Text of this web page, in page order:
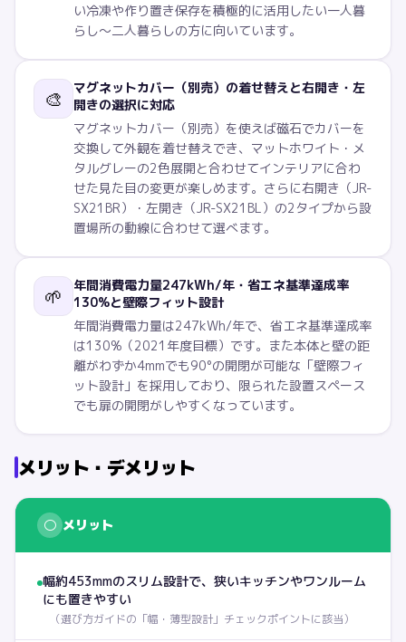
い冷凍や作り置き保存を積極的に活用したい一人暮
らし〜二人暮らしの方に向いています。
🎨
マグネットカバー（別売）の着せ替えと右開き・左
開きの選択に対応
マグネットカバー（別売）を使えば磁石でカバーを
交換して外観を着せ替えでき、マットホワイト・メ
タルグレーの2色展開と合わせてインテリアに合わ
せた見た目の変更が楽しめます。さらに右開き（JR-
SX21BR）・左開き（JR-SX21BL）の2タイプから設
置場所の動線に合わせて選べます。
🌱
年間消費電力量247kWh/年・省エネ基準達成率
130%と壁際フィット設計
年間消費電力量は247kWh/年で、省エネ基準達成率
は130%（2021年度目標）です。また本体と壁の距
離がわずか4mmでも90°の開閉が可能な「壁際フィ
ット設計」を採用しており、限られた設置スペース
でも扉の開閉がしやすくなっています。
メリット・デメリット
○ メリット
幅約453mmのスリム設計で、狭いキッチンやワンルーム
にも置きやすい
（選び方ガイドの「幅・薄型設計」チェックポイントに該当）